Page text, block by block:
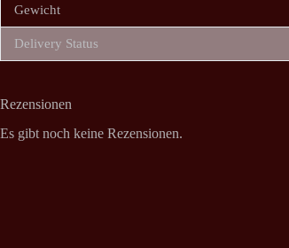
Gewicht
Delivery Status
Rezensionen
Es gibt noch keine Rezensionen.